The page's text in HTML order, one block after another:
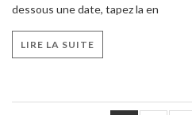
dessous une date, tapez la en
LIRE LA SUITE